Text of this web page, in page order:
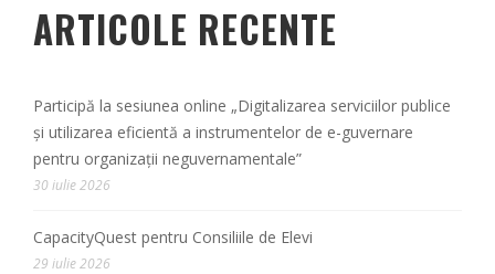
ARTICOLE RECENTE
Participă la sesiunea online „Digitalizarea serviciilor publice
și utilizarea eficientă a instrumentelor de e-guvernare
pentru organizații neguvernamentale”
30 iulie 2026
CapacityQuest pentru Consiliile de Elevi
29 iulie 2026